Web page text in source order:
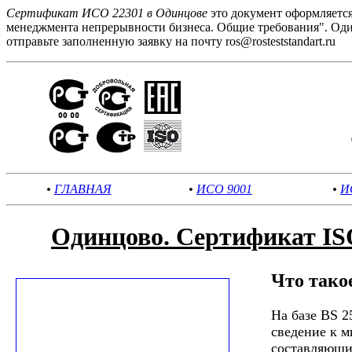
Сертификат ИСО 22301 в Одинцове это документ
менеджмента непрерывности бизнеса. Общие требования".
отправьте заполненную заявку на почту ros@rosteststandart.ru
• ГЛАВНАЯ • ИСО 9001 •
Одинцово. Сертификат
Что
На базе BS
сведение к